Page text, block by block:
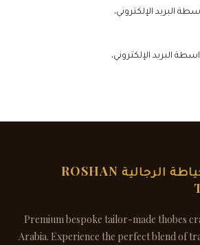
البريد الإلكتروني.
البريد الإلكتروني.
مشغل روشن للخياطة الرجالية ROSHAN
Premium bespoke tailor-made thobes
Arabia. Experience the perfect blend of